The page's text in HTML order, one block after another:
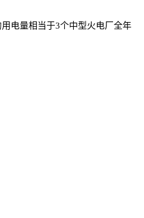
电量相当于3个中型火电厂全年